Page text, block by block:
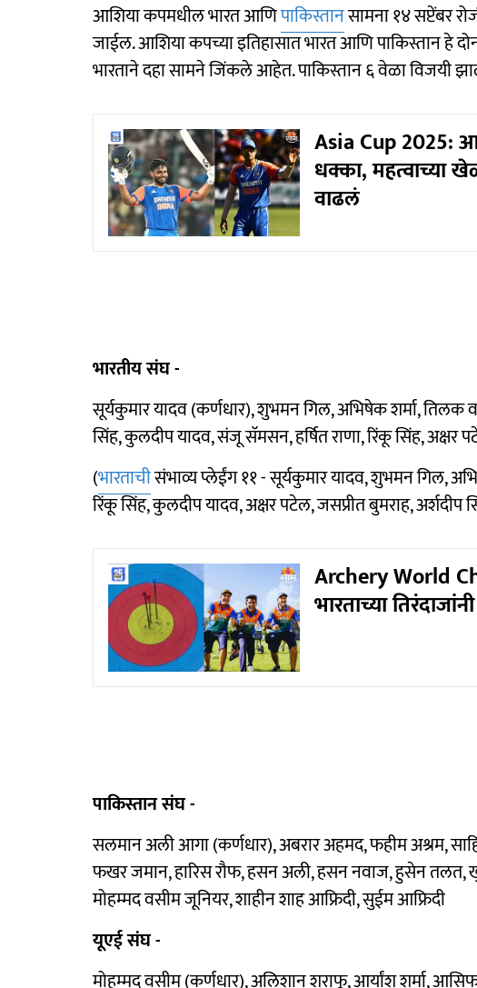
आशिया कपमधील भारत आणिपाकिस्तानसामना १४ सप्टेंबर
जाईल. आशिया कपच्या इतिहासात भारत आणि पाकिस्तान
भारताने दहा सामने जिंकले आहेत. पाकिस्तान ६ वेळा विजयी
Asia Cup 2025:
धक्का, महत्वाच्या
वाढलं
भारतीय संघ -
सूर्यकुमार यादव (कर्णधार), शुभमन गिल, अभिषेक शर्मा, तिलक
सिंह, कुलदीप यादव, संजू सॅमसन, हर्षित राणा, रिंकू सिंह, अक्षर
(भारताचीसंभाव्य प्लेईंग ११ - सूर्यकुमार यादव, शुभमन गिल,
रिंकू सिंह, कुलदीप यादव, अक्षर पटेल, जसप्रीत बुमराह, अर्शदीप
Archery World
भारताच्या
पाकिस्तान संघ -
सलमान अली आगा (कर्णधार), अबरार अहमद, फहीम अश्रम,
फखर जमान, हारिस रौफ, हसन अली, हसन नवाज, हुसेन तलत,
मोहम्मद वसीम जूनियर, शाहीन शाह आफ्रिदी, सुईम आफ्रिदी
यूएई संघ -
मोहम्मद वसीम (कर्णधार), अलिशान शराफू, आर्यांश शर्मा,